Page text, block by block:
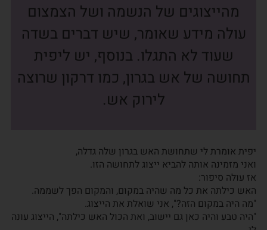
מהייצוגים של הנשמה ושל הצמצום
עולה מידע שאומר, שיש דברים בשדה
שעוד לא התגלו. בנוסף, יש ליפית
תחושה של אש בגרון, כמו דרקון שרוצה
לירוק אש.
יפית אומרת לי שתחושת האש בגרון שלה גדלה,
ואני מזמינה אותה להביא ייצוג לתחושה הזו.
אז עולה סיפור:
האש כילתה את כל מה שהיה במקום, והמקום הפך לשממה.
"מה היה במקום הזה?", אני שואלת את הייצוג.
"היה טבע והיה כאן גם יישוב, ואת הכול האש כילתה", הייצוג עונה